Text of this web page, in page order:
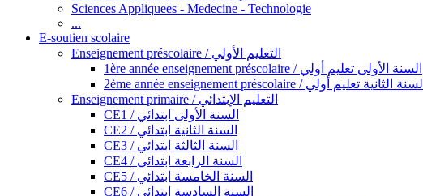
Sciences Appliquees - Medecine - Technologie
...
E-soutien scolaire
Enseignement préscolaire / التعليم الأولي
1ère année enseignement préscolaire / السنة الأولى تعليم أولي
2ème année enseignement préscolaire / السنة الثانية تعليم أولي
Enseignement primaire / التعليم الإبتدائي
CE1 / السنة الأولى ابتدائي
CE2 / السنة الثانية ابتدائي
CE3 / السنة الثالثة ابتدائي
CE4 / السنة الرابعة ابتدائي
CE5 / السنة الخامسة ابتدائي
CE6 / السنة السادسة ابتدائي